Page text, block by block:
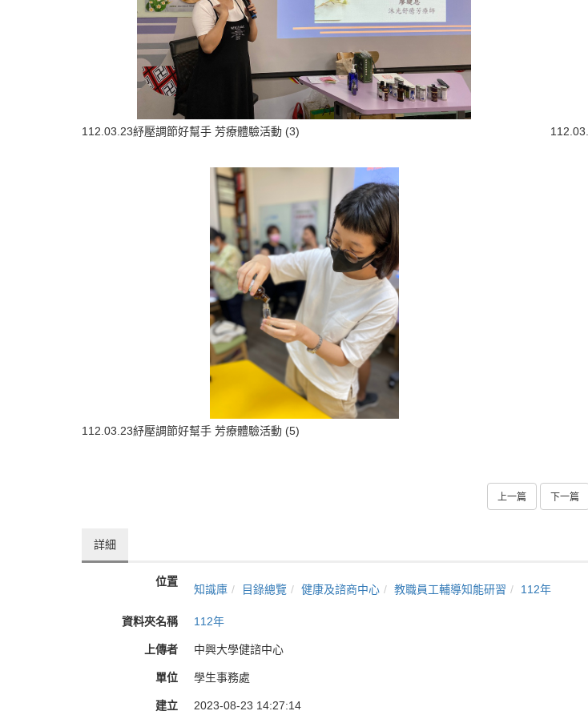
112.03.23紓壓調節好幫手 芳療體驗活動 (3)
112.03.23紓壓調節好幫手 芳療體驗活動 (5)
上一篇 下一篇
詳細
位置
知識庫 目錄總覽 健康及諮商中心 教職員工輔導知能研習 112年
資料夾名稱 112年
上傳者 中興大學健諮中心
單位 學生事務處
建立 2023-08-23 14:27:14